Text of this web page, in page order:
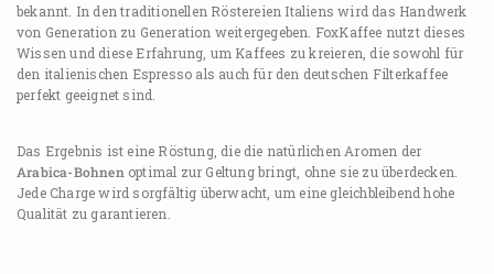
bekannt. In den traditionellen Röstereien Italiens wird das Handwerk
von Generation zu Generation weitergegeben. FoxKaffee nutzt dieses
Wissen und diese Erfahrung, um Kaffees zu kreieren, die sowohl für
den italienischen Espresso als auch für den deutschen Filterkaffee
perfekt geeignet sind.
Das Ergebnis ist eine Röstung, die die natürlichen Aromen der
Arabica-Bohnen optimal zur Geltung bringt, ohne sie zu überdecken.
Jede Charge wird sorgfältig überwacht, um eine gleichbleibend hohe
Qualität zu garantieren.